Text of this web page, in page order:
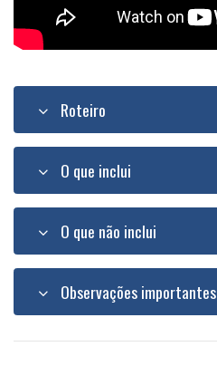
Roteiro
O que inclui
O que não inclui
Observações importantes